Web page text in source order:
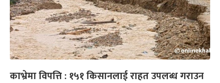
काभ्रेमा विपत्ति : १५१ किसानलाई राहत उपलब्ध गराउन